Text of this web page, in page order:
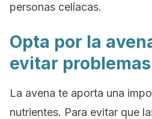
personas celíacas.
Opta por la
evitar
La avena te aporta una
nutrientes. Para evitar que